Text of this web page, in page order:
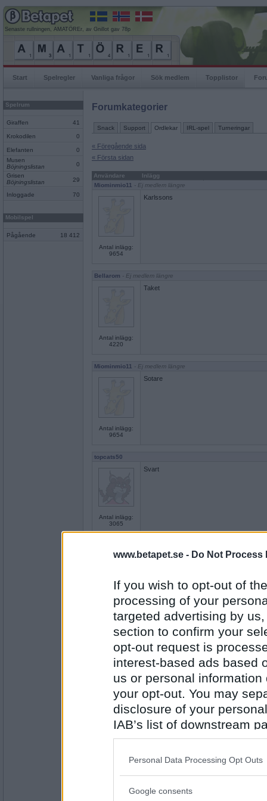
www.betapet.se - Do Not Process
If you wish to opt-out of
processing of your
targeted advertising by
section to confirm your
opt-out request is
interest-based ads based
us or personal
your opt-out. You may
disclosure of your
IAB’s list of downstream
also be disclosed by us
Downstream Participants
Please note that this
Personal Data Processing Opt Outs
Google consents
Senaste rullningen, AMATÖREr, av Gnillot gav 78p
Start Spelregler Vanliga frågor Sök medlem Topplistor
Spelrum
Giraffen 41
Krokodilen 0
Elefanten
0
Musen
Böjningslistan
0
Grisen
Böjningslistan
29
Inloggade 70
Mobilspel
Pågående 18 412
Forumkategorier
Snack Support Ordlekar IRL-spel Turneringar
« Föregående sida
« Första sidan
Användare
Inlägg
Miominmio11 - Ej medlem längre
Antal inlägg:
9654
Karlssons
Bellarom - Ej medlem längre
Antal inlägg:
4220
Taket
Miominmio11 - Ej medlem längre
Antal inlägg:
9654
Sotare
topcats50
Antal inlägg:
3065
Svart
5687
Döden
Antal inlägg:
9654
Änglar
Bellarom - Ej medlem längre
Antal inlägg: